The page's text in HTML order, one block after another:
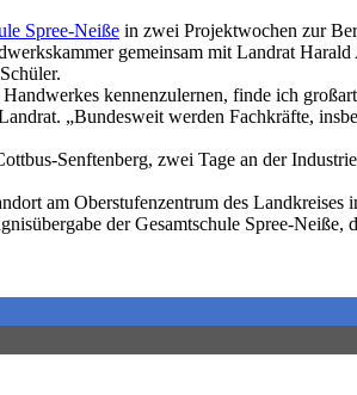
Spree-Neiße in zwei Projektwochen zur
gemeinsam mit Landrat
kennenzulernen, finde ich
„Bundesweit werden Fachkräfte,
Senftenberg, zwei Tage an der
am Oberstufenzentrum des
der Gesamtschule Spree-